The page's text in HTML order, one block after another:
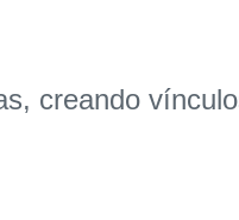
creando